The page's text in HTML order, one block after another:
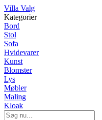
Villa Valg
Kategorier
Bord
Stol
Sofa
Hvidevarer
Kunst
Blomster
Lys
Møbler
Maling
Kloak